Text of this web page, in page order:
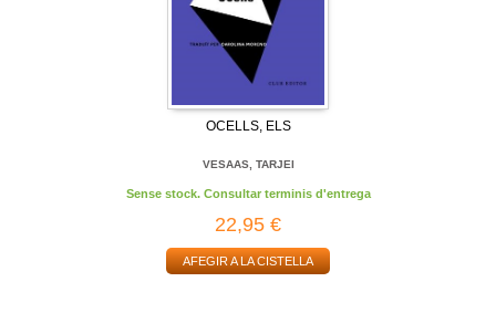
OCELLS, ELS
VESAAS, TARJEI
Sense stock. Consultar terminis d'entrega
22,95 €
AFEGIR A LA CISTELLA